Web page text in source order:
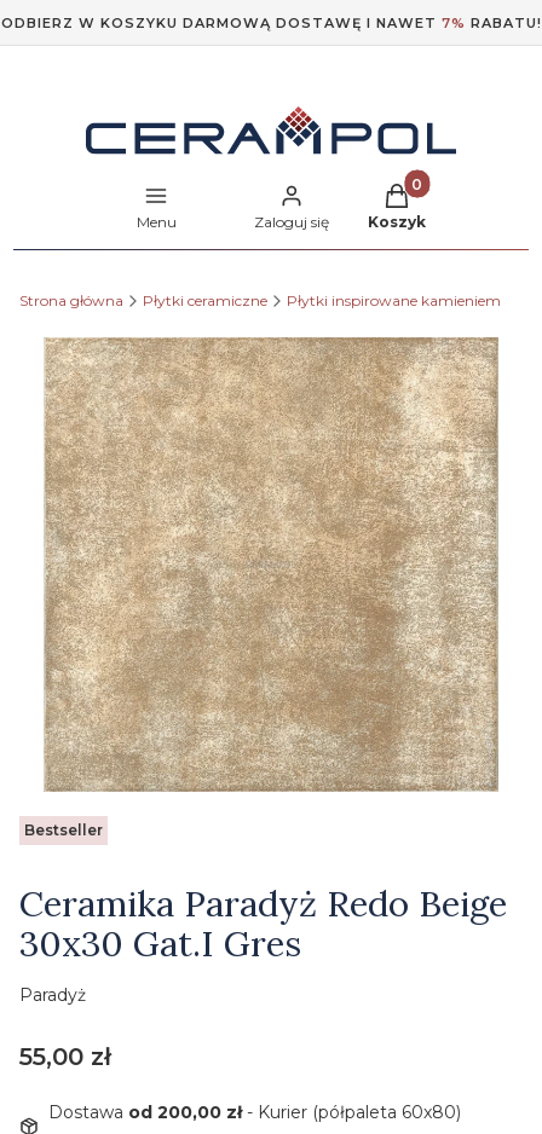
ODBIERZ W KOSZYKU DARMOWĄ DOSTAWĘ I NAWET 7% RABATU!
Menu Zaloguj się
Produkty w
Koszyk
Strona główna Płytki ceramiczne Płytki inspirowane kamieniem
Etykiety
Bestseller
Ceramika Paradyż Redo Beige
30x30 Gat.I Gres
Paradyż
Cena
55,00 zł
Dostawa od 200,00 zł- Kurier (półpaleta 60x80)